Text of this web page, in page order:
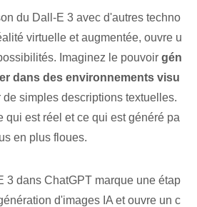
du Dall-E 3 avec d'autres techno
virtuelle et augmentée, ouvre u
Imaginez le pouvoir gén
dans des environnements visu
de simples descriptions textuelles.
qui est ⁤réel et ce qui est généré pa
en plus floues.
3 dans ChatGPT marque une étap
d'images IA et ouvre un c